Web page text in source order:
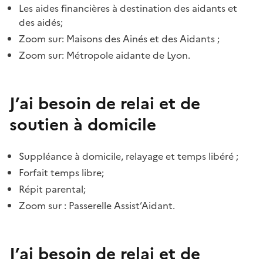
Les aides financières à destination des aidants et
des aidés;
Zoom sur: Maisons des Ainés et des Aidants ;
Zoom sur: Métropole aidante de Lyon.
J’ai besoin de relai et de
soutien à domicile
Suppléance à domicile, relayage et temps libéré ;
Forfait temps libre;
Répit parental;
Zoom sur : Passerelle Assist’Aidant.
J’ai besoin de relai et de